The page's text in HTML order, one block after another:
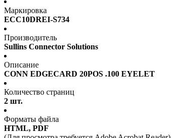
Маркировка
ECC10DREI-S734
Производитель
Sullins Connector Solutions
Описание
CONN EDGECARD 20POS .100 EYELET
Количество страниц
2 шт.
Форматы файла
HTML, PDF